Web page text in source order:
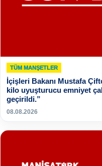
TÜM MANŞETLER
İçişleri Bakanı Mustafa
kilo uyuşturucu emniyet
geçirildi.”
08.08.2026